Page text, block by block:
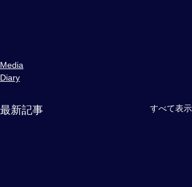
Media
Diary
最新記事 すべて表示